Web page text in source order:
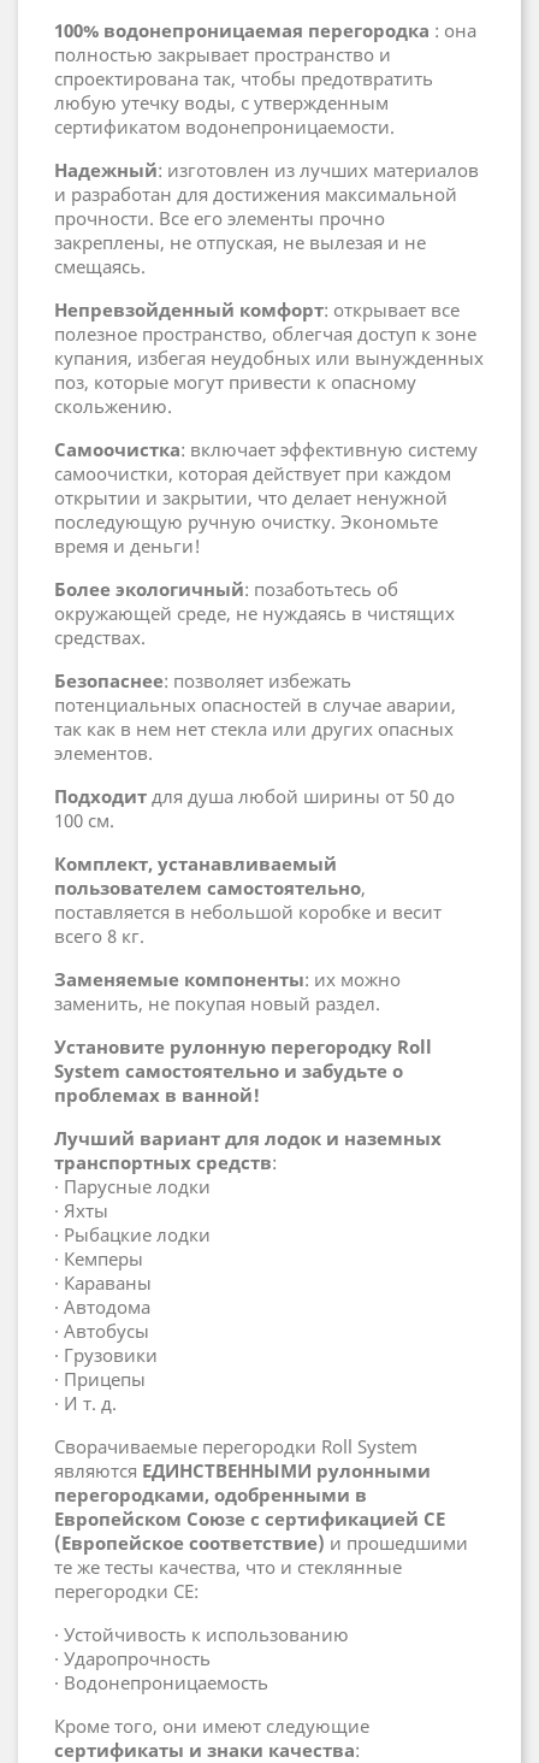
100% водонепроницаемая перегородка : она
полностью закрывает пространство и
спроектирована так, чтобы предотвратить
любую утечку воды, с утвержденным
сертификатом водонепроницаемости.
Надежный: изготовлен из лучших материалов
и разработан для достижения максимальной
прочности. Все его элементы прочно
закреплены, не отпуская, не вылезая и не
смещаясь.
Непревзойденный комфорт: открывает все
полезное пространство, облегчая доступ к зоне
купания, избегая неудобных или вынужденных
поз, которые могут привести к опасному
скольжению.
Самоочистка: включает эффективную систему
самоочистки, которая действует при каждом
открытии и закрытии, что делает ненужной
последующую ручную очистку. Экономьте
время и деньги!
Более экологичный: позаботьтесь об
окружающей среде, не нуждаясь в чистящих
средствах.
Безопаснее: позволяет избежать
потенциальных опасностей в случае аварии,
так как в нем нет стекла или других опасных
элементов.
Подходит для душа любой ширины от 50 до
100 см.
Комплект, устанавливаемый
пользователем самостоятельно,
поставляется в небольшой коробке и весит
всего 8 кг.
Заменяемые компоненты: их можно
заменить, не покупая новый раздел.
Установите рулонную перегородку Roll
System самостоятельно и забудьте о
проблемах в ванной!
Лучший вариант для лодок и наземных
транспортных средств:
· Парусные лодки
· Яхты
· Рыбацкие лодки
· Кемперы
· Караваны
· Автодома
· Автобусы
· Грузовики
· Прицепы
· И т. д.
Сворачиваемые перегородки Roll System
являются ЕДИНСТВЕННЫМИ рулонными
перегородками, одобренными в
Европейском Союзе с сертификацией CE
(Европейское соответствие) и прошедшими
те же тесты качества, что и стеклянные
перегородки CE:
· Устойчивость к использованию
· Ударопрочность
· Водонепроницаемость
Кроме того, они имеют следующие
сертификаты и знаки качества: